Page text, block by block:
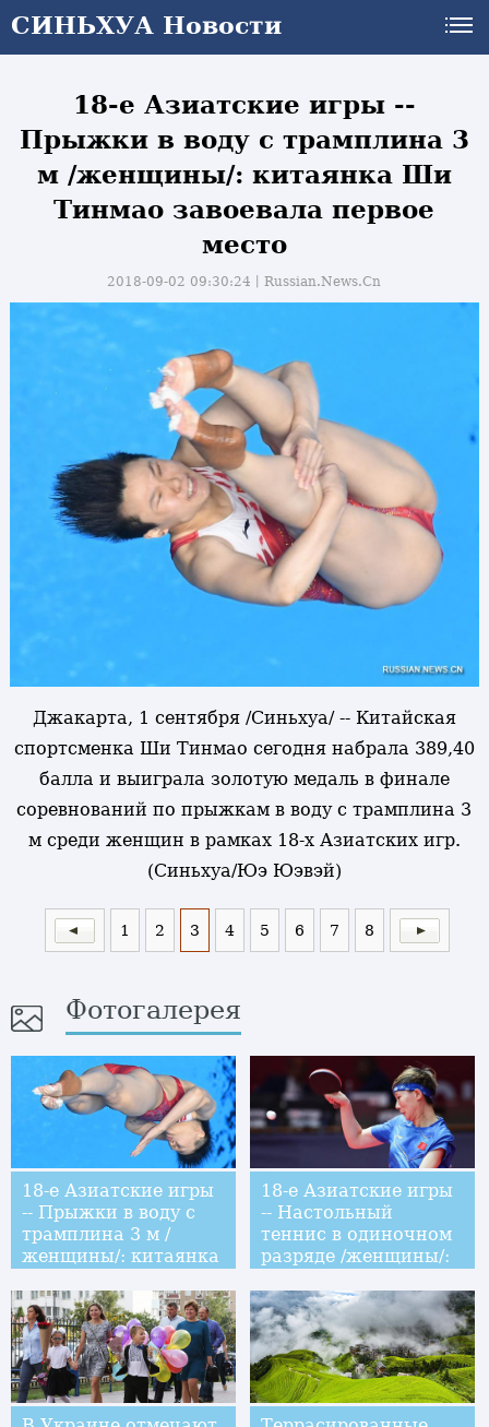
СИНЬХУА Новости
18-е Азиатские игры --
Прыжки в воду с трамплина 3
м /женщины/: китаянка Ши
Тинмао завоевала первое
место
2018-09-02 09:30:24丨Russian.News.Cn
Джакарта, 1 сентября /Синьхуа/ -- Китайская
спортсменка Ши Тинмао сегодня набрала 389,40
балла и выиграла золотую медаль в финале
соревнований по прыжкам в воду с трамплина 3
м среди женщин в рамках 18-х Азиатских игр.
(Синьхуа/Юэ Юэвэй)
1 2 3 4 5 6 7 8
Фотогалерея
18-е Азиатские игры
-- Прыжки в воду с
трамплина 3 м /
женщины/: китаянка
завоевала первое
место
18-е Азиатские игры
-- Настольный
теннис в одиночном
разряде /женщины/: